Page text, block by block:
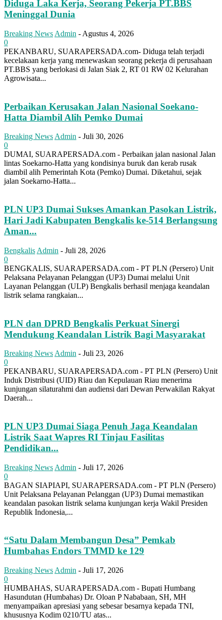
Diduga Laka Kerja, Seorang Pekerja PT.BBS
Meninggal Dunia
Breaking News Admin - Agustus 4, 2026
0
PEKANBARU, SUARAPERSADA.com- Diduga telah terjadi
kecelakaan kerja yang menewaskan seorang pekerja di perusahaan
PT.BBS yang berlokasi di Jalan Siak 2, RT 01 RW 02 Kelurahan
Agrowisata...
Perbaikan Kerusakan Jalan Nasional Soekano-
Hatta Diambil Alih Pemko Dumai
Breaking News Admin - Juli 30, 2026
0
DUMAI, SUARAPERSADA.com - Perbaikan jalan nasional Jalan
lintas Soekarno-Hatta yang kondisinya buruk dan kerab rusak
diambil alih Pemerintah Kota (Pemko) Dumai. Diketahui, sejak
jalan Soekarno-Hatta...
PLN UP3 Dumai Sukses Amankan Pasokan Listrik,
Hari Jadi Kabupaten Bengkalis ke-514 Berlangsung
Aman...
Bengkalis Admin - Juli 28, 2026
0
BENGKALIS, SUARAPERSADA.com - PT PLN (Persero) Unit
Pelaksana Pelayanan Pelanggan (UP3) Dumai melalui Unit
Layanan Pelanggan (ULP) Bengkalis berhasil menjaga keandalan
listrik selama rangkaian...
PLN dan DPRD Bengkalis Perkuat Sinergi
Mendukung Keandalan Listrik Bagi Masyarakat
Breaking News Admin - Juli 23, 2026
0
PEKANBARU, SUARAPERSADA.com - PT PLN (Persero) Unit
Induk Distribusi (UID) Riau dan Kepulauan Riau menerima
kunjungan silaturahmi dan audiensi dari Dewan Perwakilan Rakyat
Daerah...
PLN UP3 Dumai Siaga Penuh Jaga Keandalan
Listrik Saat Wapres RI Tinjau Fasilitas
Pendidikan...
Breaking News Admin - Juli 17, 2026
0
BAGAN SIAPIAPI, SUARAPERSADA.com - PT PLN (Persero)
Unit Pelaksana Pelayanan Pelanggan (UP3) Dumai memastikan
keandalan pasokan listrik selama kunjungan kerja Wakil Presiden
Republik Indonesia,...
“Satu Dalam Membangun Desa” Pemkab
Humbahas Endors TMMD ke 129
Breaking News Admin - Juli 17, 2026
0
HUMBAHAS, SUARAPERSADA.com - Bupati Humbang
Hasundutan (Humbahas) Dr. Oloan P Nababaan, SH, MH
menyampaikan apresiasi yang sebesar besarnya kepada TNI,
khususnya Kodim 0210/TU atas...